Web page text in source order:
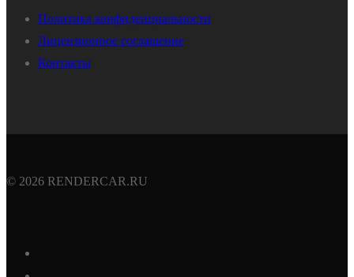
Политика конфиденциальности
Лицензионное соглашение
Контакты
© 2026 RENDERCAR.RU